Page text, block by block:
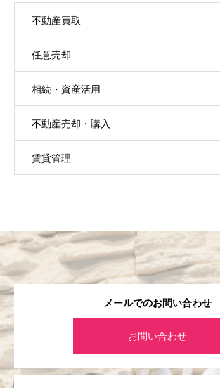
不動産買取
任意売却
相続・資産活用
不動産売却・購入
賃貸管理
メールでのお問い合わせ
お問い合わせ